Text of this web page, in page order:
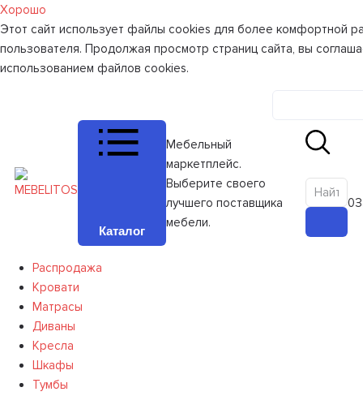
Хорошо
Этот сайт использует файлы cookies для более комфортной
пользователя. Продолжая просмотр страниц сайта, вы
использованием файлов cookies.
Каталог
Мебельный
маркетплейс.
Выберите своего
лучшего поставщика
мебели.
0
Распродажа
Кровати
Матрасы
Диваны
Кресла
Шкафы
Тумбы